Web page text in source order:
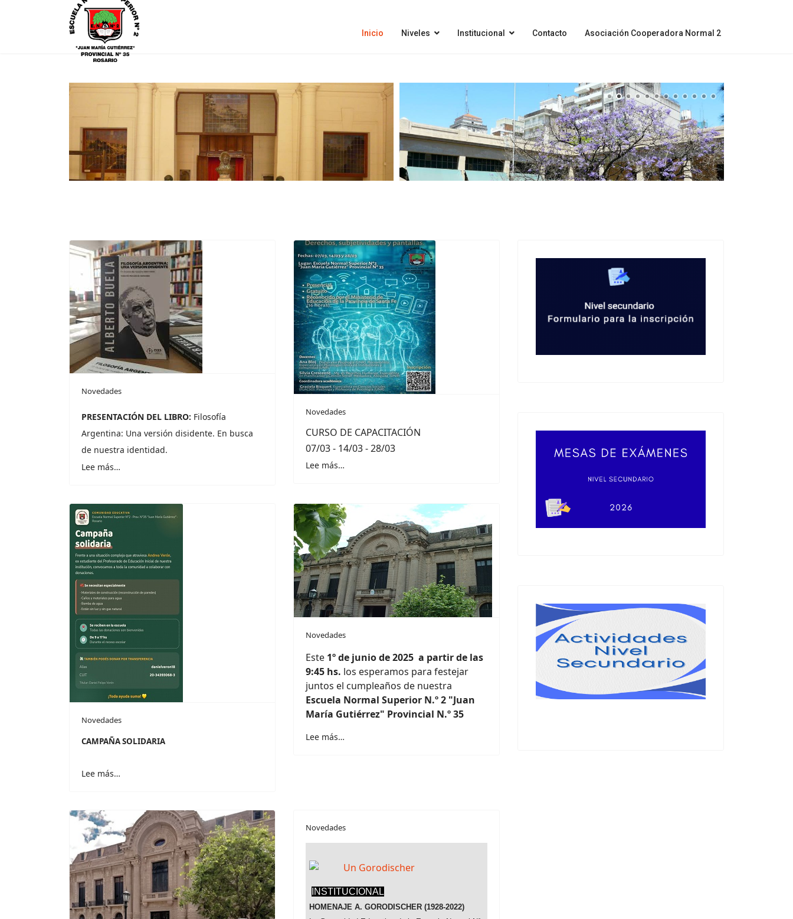
Inicio Niveles Institucional Contacto Asociación Cooperadora Normal 2
Novedades
PRESENTACIÓN DEL LIBRO: Filosofía
Argentina: Una versión disidente. En busca
de nuestra identidad.
Lee más…
Novedades
CURSO DE CAPACITACIÓN
07/03 - 14/03 - 28/03
Lee más…
Novedades
CAMPAÑA SOLIDARIA
Lee más…
Novedades
Este 1º de junio de 2025 a partir de las
9:45 hs. los esperamos para festejar
juntos el cumpleaños de nuestra
Escuela Normal Superior N.º 2 "Juan
María Gutiérrez" Provincial N.º 35
Lee más…
Novedades
INSTITUCIONAL
HOMENAJE A. GORODISCHER (1928-2022)